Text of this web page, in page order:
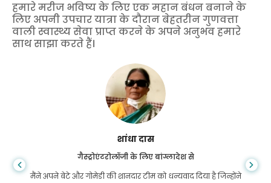
हमारे मरीज भविष्य के लिए एक महान बंधन बनाने के
लिए अपनी उपचार यात्रा के दौरान बेहतरीन गुणवत्ता
वाली स्वास्थ्य सेवा प्राप्त करने के अपने अनुभव हमारे
साथ साझा करते हैं।
शांधा दास
गैस्ट्रोएंटरोलॉजी के लिए बांग्लादेश से
मैंने अपने बेटे और गोमेडी की शानदार टीम को धन्यवाद दिया है जिन्होंने